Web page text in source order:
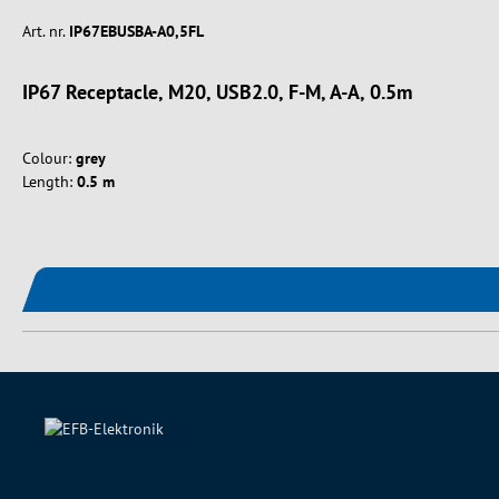
Art. nr. IP67EBUSBA-A0,5FL
IP67 Receptacle, M20, USB2.0, F-M, A-A, 0.5m
Colour: grey
Length: 0.5 m